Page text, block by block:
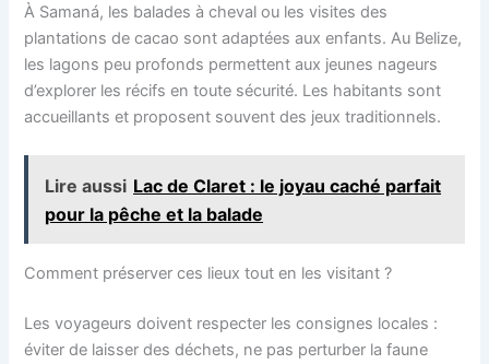
À Samaná, les balades à cheval ou les visites des
plantations de cacao sont adaptées aux enfants. Au Belize,
les lagons peu profonds permettent aux jeunes nageurs
d’explorer les récifs en toute sécurité. Les habitants sont
accueillants et proposent souvent des jeux traditionnels.
Lire aussi Lac de Claret : le joyau caché parfait
pour la pêche et la balade
Comment préserver ces lieux tout en les visitant ?
Les voyageurs doivent respecter les consignes locales :
éviter de laisser des déchets, ne pas perturber la faune